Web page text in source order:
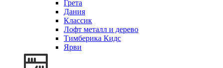
Грета
Дания
Классик
Лофт металл и дерево
Тимберика Кидс
Ярви